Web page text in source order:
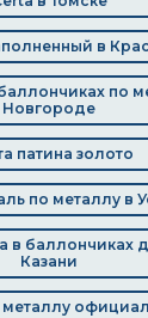
в
по
Новгороде
патина золото
по металлу в
в баллончиках
Казани
металлу